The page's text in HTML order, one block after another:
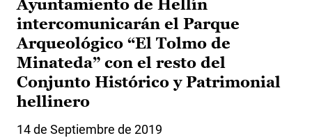
Ayuntamiento de Hellín
intercomunicarán el Parque
Arqueológico “El Tolmo de
Minateda” con el resto del
Conjunto Histórico y Patrimonial
hellinero
14 de Septiembre de 2019